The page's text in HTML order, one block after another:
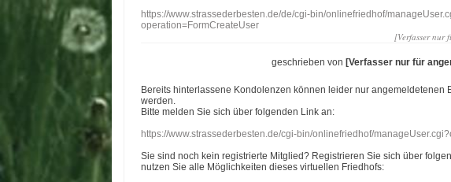
https://www.strassederbesten.de/de/cgi-bin/onlinefriedhof/
operation=FormCreateUser
[Verfasser nur
geschrieben von[Verfasser nur für
Bereits hinterlassene Kondolenzen können leider nur angemeldetenen
werden.
Bitte melden Sie sich über folgenden Link an:
https://www.strassederbesten.de/cgi-bin/onlinefriedhof/
Sie sind noch kein registrierte Mitglied? Registrieren Sie sich über
nutzen Sie alle Möglichkeiten dieses virtuellen Friedhofs: